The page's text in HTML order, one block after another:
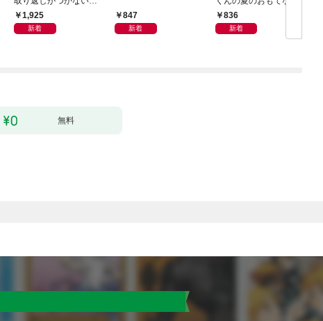
の1,925
新着
847
新着
836
新着
無料